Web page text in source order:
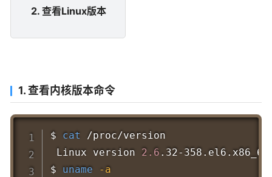
2. 查看Linux版本
1. 查看内核版本命令
$ cat
/proc/version
Linux version 2.6 .32-
$ uname
-a